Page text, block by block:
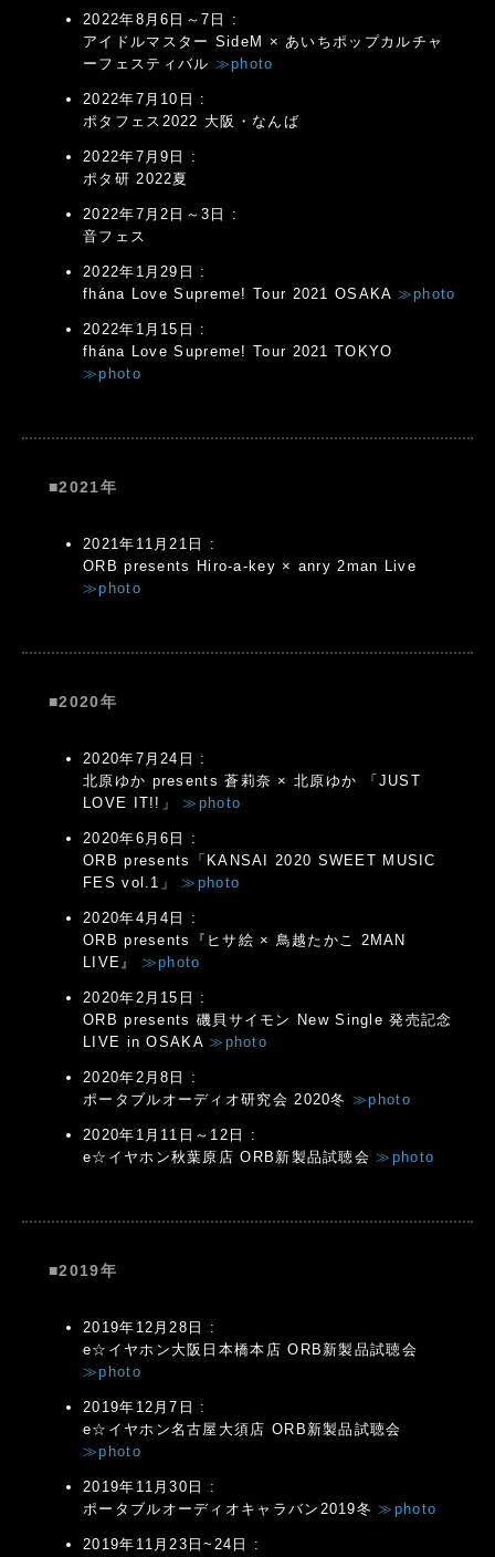
2022年8月6日～7日 :
アイドルマスター SideM × あいちポップカルチャ
ーフェスティバル ≫photo
2022年7月10日 :
ポタフェス2022 大阪・なんば
2022年7月9日 :
ポタ研 2022夏
2022年7月2日～3日 :
音フェス
2022年1月29日 :
fhána Love Supreme! Tour 2021 OSAKA ≫photo
2022年1月15日 :
fhána Love Supreme! Tour 2021 TOKYO
≫photo
■2021年
2021年11月21日 :
ORB presents Hiro-a-key × anry 2man Live
≫photo
■2020年
2020年7月24日 :
北原ゆか presents 蒼莉奈 × 北原ゆか 「JUST
LOVE IT!!」≫photo
2020年6月6日 :
ORB presents「KANSAI 2020 SWEET MUSIC
FES vol.1」≫photo
2020年4月4日 :
ORB presents『ヒサ絵 × 鳥越たかこ 2MAN
LIVE』 ≫photo
2020年2月15日 :
ORB presents 磯貝サイモン New Single 発売記念
LIVE in OSAKA≫photo
2020年2月8日 :
ポータブルオーディオ研究会 2020冬≫photo
2020年1月11日～12日 :
e☆イヤホン秋葉原店 ORB新製品試聴会≫photo
■2019年
2019年12月28日 :
e☆イヤホン大阪日本橋本店 ORB新製品試聴会
≫photo
2019年12月7日 :
e☆イヤホン名古屋大須店 ORB新製品試聴会
≫photo
2019年11月30日 :
ポータブルオーディオキャラバン2019冬≫photo
2019年11月23日~24日 :